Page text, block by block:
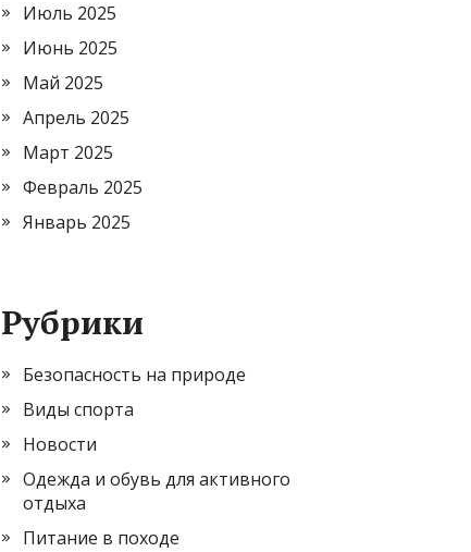
Июль 2025
Июнь 2025
Май 2025
Апрель 2025
Март 2025
Февраль 2025
Январь 2025
Рубрики
Безопасность на природе
Виды спорта
Новости
Одежда и обувь для активного
отдыха
Питание в походе